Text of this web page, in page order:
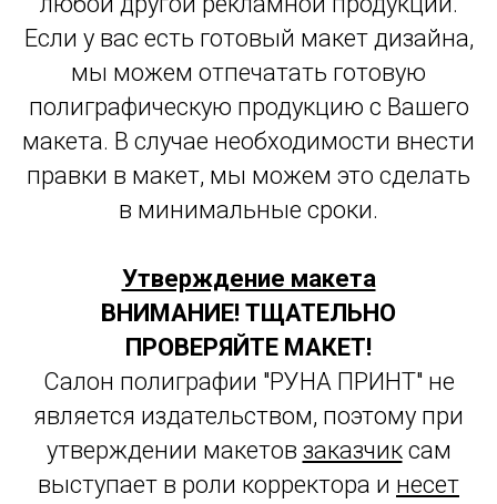
Если у вас есть готовый макет дизайна,
мы можем отпечатать готовую
полиграфическую продукцию с Вашего
макета. В случае необходимости внести
правки в макет, мы можем это сделать
в минимальные сроки.
Утверждение макета
ВНИМАНИЕ! ТЩАТЕЛЬНО
ПРОВЕРЯЙТЕ МАКЕТ!
Салон полиграфии "РУНА ПРИНТ" не
является издательством, поэтому при
утверждении макетов заказчиксам
выступает в роли корректора и несет